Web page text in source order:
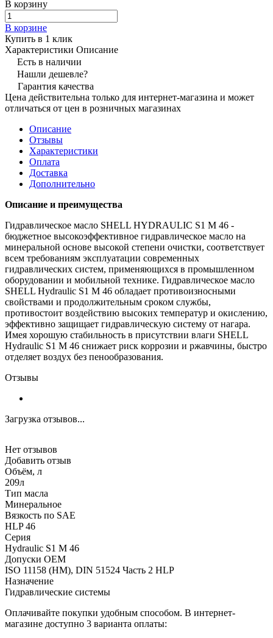
В корзину
В корзине
Купить в 1 клик
Характеристики Описание
Есть в наличии
Нашли дешевле?
Гарантия качества
Цена действительна только для интернет-магазина и может
отличаться от цен в розничных магазинах
Описание
Отзывы
Характеристики
Оплата
Доставка
Дополнительно
Описание и преимущества
Гидравлическое масло SHELL HYDRAULIC S1 M 46 -
бюджетное высокоэффективное гидравлическое масло на
минеральной основе высокой степени очистки, соответствует
всем требованиям эксплуатации современных
гидравлических систем, применяющихся в промышленном
оборудовании и мобильной технике. Гидравлическое масло
SHELL Hydraulic S1 M 46 обладает противоизносными
свойствами и продолжительным сроком службы,
противостоит воздействию высоких температур и окислению,
эффективно защищает гидравлическую систему от нагара.
Имея хорошую стабильность в присутствии влаги SHELL
Hydraulic S1 M 46 снижает риск коррозии и ржавчины, быстро
отделяет воздух без пенообразования.
Отзывы
Загрузка отзывов...
Нет отзывов
Добавить отзыв
Объём, л
209л
Тип масла
Минеральное
Вязкость по SAE
HLP 46
Серия
Hydraulic S1 M 46
Допуски OEM
ISO 11158 (HM), DIN 51524 Часть 2 HLP
Назначение
Гидравлические системы
Оплачивайте покупки удобным способом. В интернет-
магазине доступно 3 варианта оплаты: